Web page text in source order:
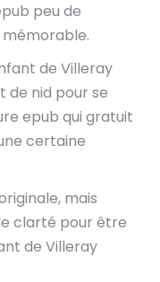
peu de
de Villeray
de nid pour se
epub qui gratuit
certaine
mais
clarté pour être
de Villeray